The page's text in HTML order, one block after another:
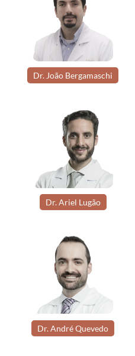
Dr. João Bergamaschi
Dr. Ariel Lugão
Dr. André Quevedo